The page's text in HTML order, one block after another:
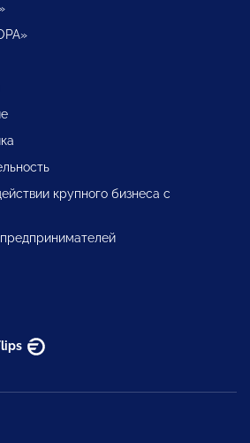
крупного бизнеса с